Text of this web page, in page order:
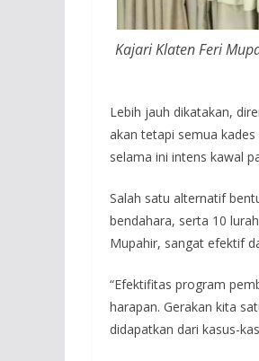
Kajari Klaten Feri
Lebih jauh dikatakan,
akan tetapi semua
selama ini intens kawal
Salah satu alternatif
bendahara, serta 10
Mupahir, sangat efektif
“Efektifitas program
harapan. Gerakan kita
didapatkan dari kasus-